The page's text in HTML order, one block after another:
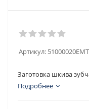
Артикул: 51000020EMT
Заготовка шкива
Подробнее